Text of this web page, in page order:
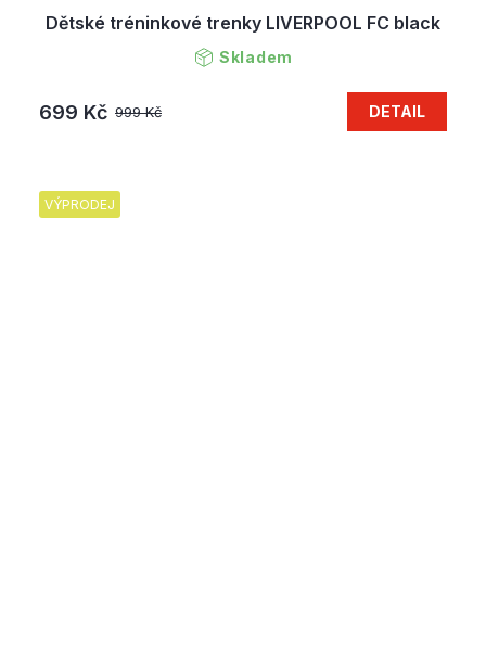
Dětské tréninkové trenky LIVERPOOL FC black
Skladem
999 Kč
699 Kč DETAIL
VÝPRODEJ